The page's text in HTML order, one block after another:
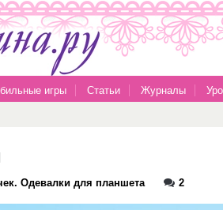
игры Статьи Журналы
Одевалки для планшета 2